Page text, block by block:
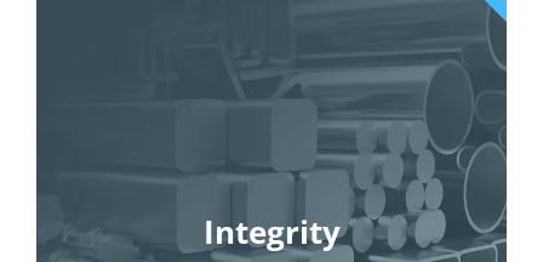
Integrity